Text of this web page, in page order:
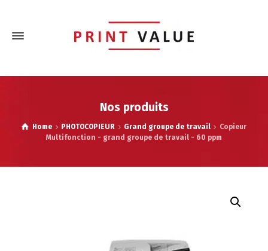
Nos produits
Home PHOTOCOPIEUR Grand groupe de travail
Copieur
Multifonction - grand groupe de travail - 60 ppm